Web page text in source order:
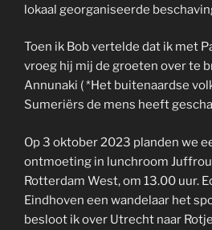
lokaal georganiseerde
Toen ik Bob vertelde dat ik met
vroeg hij mij de groeten over te
Annunaki ( *Het buitenaardse
Sumeriërs de mens heeft
Op 3 oktober 2023 planden we
ontmoeting in lunchroom
Rotterdam West, om 13.00 uur.
Eindhoven een wandelaar het
besloot ik over Utrecht naar